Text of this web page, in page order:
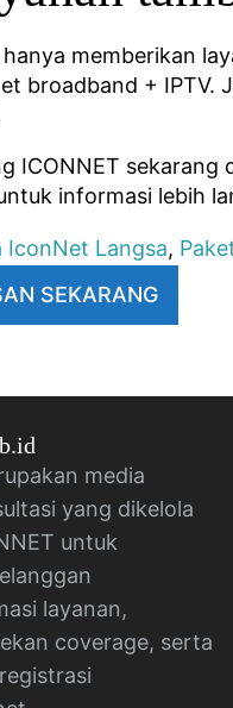
memberikan
broadband + IPTV.
ICONNET
informasi lebih
IconNet Langsa,
SEKARANG
media
yang dikelola
untuk
layanan,
coverage, serta